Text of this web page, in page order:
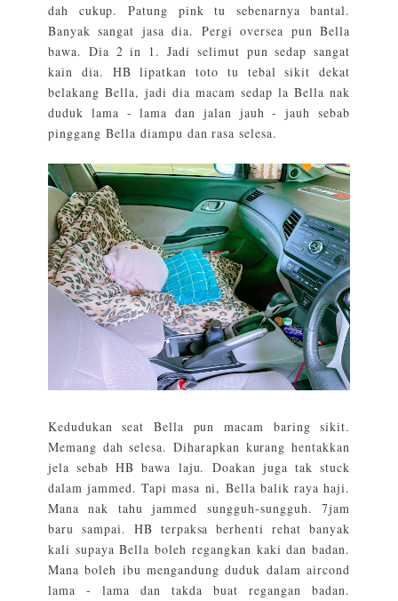
dah cukup. Patung pink tu sebenarnya bantal.
Banyak sangat jasa dia. Pergi oversea pun Bella
bawa. Dia 2 in 1. Jadi selimut pun sedap sangat
kain dia. HB lipatkan toto tu tebal sikit dekat
belakang Bella, jadi dia macam sedap la Bella nak
duduk lama - lama dan jalan jauh - jauh sebab
pinggang Bella diampu dan rasa selesa.
Kedudukan seat Bella pun macam baring sikit.
Memang dah selesa. Diharapkan kurang hentakkan
jela sebab HB bawa laju. Doakan juga tak stuck
dalam jammed. Tapi masa ni, Bella balik raya haji.
Mana nak tahu jammed sungguh-sungguh. 7jam
baru sampai. HB terpaksa berhenti rehat banyak
kali supaya Bella boleh regangkan kaki dan badan.
Mana boleh ibu mengandung duduk dalam aircond
lama - lama dan takda buat regangan badan.